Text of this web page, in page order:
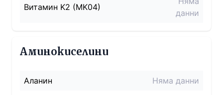
Витамин K2 (MK04)
данни
Аминокиселини
Аланин
Няма данни